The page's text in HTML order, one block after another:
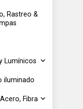
Rastreo &
Lumínicos
iluminado
Fibra